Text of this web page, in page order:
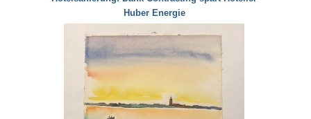
Huber Energie